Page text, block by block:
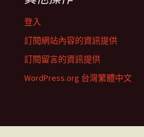
登入
訂閱網站內容的資訊提供
訂閱留言的資訊提供
WordPress.org 台灣繁體中文